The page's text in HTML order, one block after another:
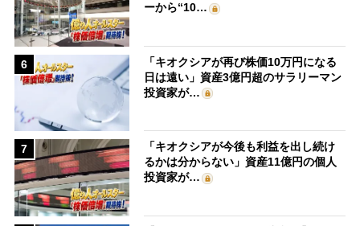
ーから“10…
6
「キオクシアが再び株価10万円になる
日は遠い」資産3億円超のサラリーマン
投資家が…
7
「キオクシアが今後も利益を出し続け
るかは分からない」資産11億円の個人
投資家が…